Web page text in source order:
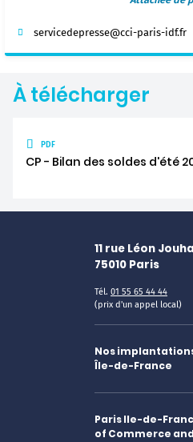
servicedepresse@cci-paris-idf.fr
À télécharger
PDF
CP - Bilan des soldes d'été
11 rue Léon
75010 Paris
Tél. 01 55 65 44 44
(prix d'un appel local)
Nos
Île-de-France
Paris Ile-de-
of Commerce